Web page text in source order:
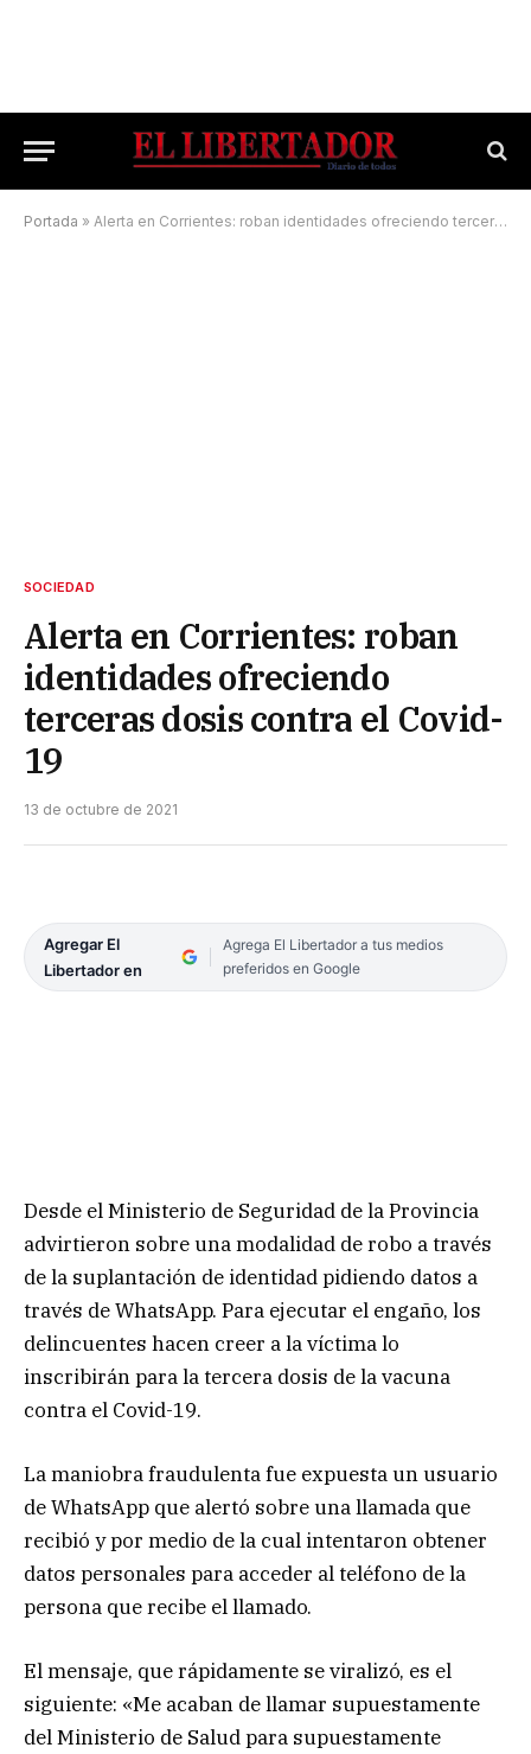
Portada » Alerta en Corrientes: roban identidades ofreciendo terceras dosis contra el Covid-19
SOCIEDAD
Alerta en Corrientes: roban
identidades ofreciendo
terceras dosis contra el Covid-
19
13 de octubre de 2021
Agregar El
Libertador en
Agrega El Libertador a tus medios
preferidos en Google
Desde el Ministerio de Seguridad de la Provincia
advirtieron sobre una modalidad de robo a través
de la suplantación de identidad pidiendo datos a
través de WhatsApp. Para ejecutar el engaño, los
delincuentes hacen creer a la víctima lo
inscribirán para la tercera dosis de la vacuna
contra el Covid-19.
La maniobra fraudulenta fue expuesta un usuario
de WhatsApp que alertó sobre una llamada que
recibió y por medio de la cual intentaron obtener
datos personales para acceder al teléfono de la
persona que recibe el llamado.
El mensaje, que rápidamente se viralizó, es el
siguiente: «Me acaban de llamar supuestamente
del Ministerio de Salud para supuestamente